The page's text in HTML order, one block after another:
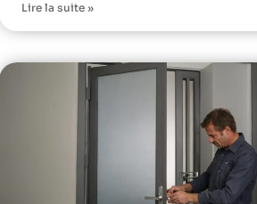
Lire la suite »